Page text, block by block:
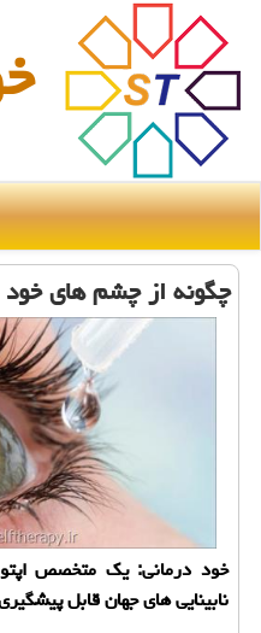
چگونه از چشم های خود
نابینایی های جهان قابل